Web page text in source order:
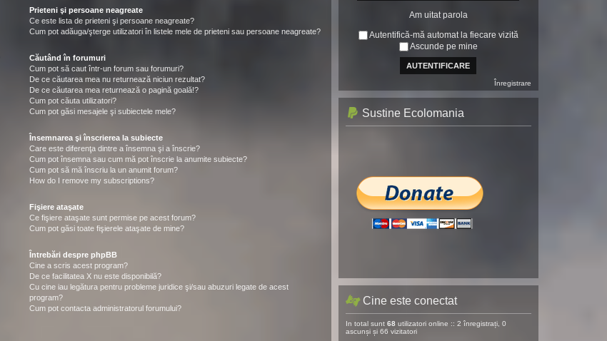
Prieteni şi persoane neagreate
Ce este lista de prieteni şi persoane neagreate?
Cum pot adăuga/şterge utilizatori în listele mele de prieteni sau persoane neagreate?
Căutând în forumuri
Cum pot să caut într-un forum sau forumuri?
De ce căutarea mea nu returnează niciun rezultat?
De ce căutarea mea returnează o pagină goală!?
Cum pot căuta utilizatori?
Cum pot găsi mesajele şi subiectele mele?
Însemnarea şi înscrierea la subiecte
Care este diferenţa dintre a însemna şi a înscrie?
Cum pot însemna sau cum mă pot înscrie la anumite subiecte?
Cum pot să mă înscriu la un anumit forum?
How do I remove my subscriptions?
Fişiere ataşate
Ce fişiere ataşate sunt permise pe acest forum?
Cum pot găsi toate fişierele ataşate de mine?
Întrebări despre phpBB
Cine a scris acest program?
De ce facilitatea X nu este disponibilă?
Cu cine iau legătura pentru probleme juridice şi/sau abuzuri legate de acest
program?
Cum pot contacta administratorul forumului?
Am uitat parola
Autentifică-mă automat la fiecare vizită
Ascunde pe mine
Înregistrare
Sustine Ecolomania
Cine este conectat
In total sunt 68 utilizatori online :: 2 înregistrați, 0
ascunși și 66 vizitatori